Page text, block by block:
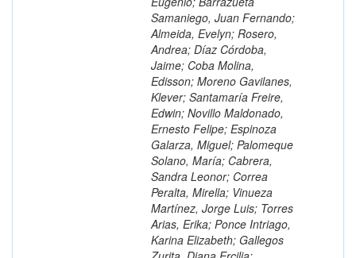
Samaniego, Juan Fernando;
Almeida, Evelyn; Rosero,
Andrea; Díaz Córdoba,
Jaime; Coba Molina,
Edisson; Moreno Gavilanes,
Klever; Santamaría Freire,
Edwin; Novillo Maldonado,
Ernesto Felipe; Espinoza
Galarza, Miguel; Palomeque
Solano, María; Cabrera,
Sandra Leonor; Correa
Peralta, Mirella; Vinueza
Martínez, Jorge Luis; Torres
Arias, Erika; Ponce Intriago,
Karina Elizabeth; Gallegos